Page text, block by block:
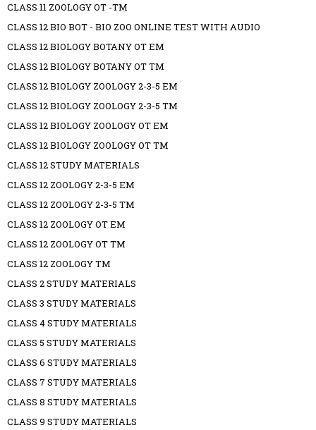
CLASS 11 ZOOLOGY OT -TM
CLASS 12 BIO BOT - BIO ZOO ONLINE TEST WITH AUDIO
CLASS 12 BIOLOGY BOTANY OT EM
CLASS 12 BIOLOGY BOTANY OT TM
CLASS 12 BIOLOGY ZOOLOGY 2-3-5 EM
CLASS 12 BIOLOGY ZOOLOGY 2-3-5 TM
CLASS 12 BIOLOGY ZOOLOGY OT EM
CLASS 12 BIOLOGY ZOOLOGY OT TM
CLASS 12 STUDY MATERIALS
CLASS 12 ZOOLOGY 2-3-5 EM
CLASS 12 ZOOLOGY 2-3-5 TM
CLASS 12 ZOOLOGY OT EM
CLASS 12 ZOOLOGY OT TM
CLASS 12 ZOOLOGY TM
CLASS 2 STUDY MATERIALS
CLASS 3 STUDY MATERIALS
CLASS 4 STUDY MATERIALS
CLASS 5 STUDY MATERIALS
CLASS 6 STUDY MATERIALS
CLASS 7 STUDY MATERIALS
CLASS 8 STUDY MATERIALS
CLASS 9 STUDY MATERIALS